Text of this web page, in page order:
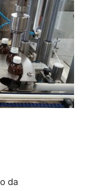
da